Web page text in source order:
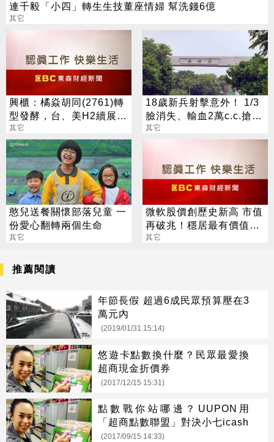
連千毅「小四」轉生生技董座情婦 幫洗錢6億
其它
興櫃：橘焱胡同(2761)轉
型發酵，台、美H2續展
店，2028年預計達百店目
標
其它
18歲新兵射擊意外！ 1/3
臉消失、輸血2萬c.c.搶救
現況曝
其它
憨兒送餐關懷部落兒童 一
份愛心翻轉兩個生命
其它
微軟股價創歷史新高 市值
再破兆！穩居最有價值美
企
其它
推薦閱讀
年節長假 超過6成民眾預算壓在3
萬元內
(2019/01/31 15:14)
悠遊卡點數換什麼？民眾最愛換
超商現金折價券
(2017/12/15 15:31)
點數戰你站哪邊？UUPON用
「超商點數聯盟」對決小七icash
(2017/09/15 14:33)